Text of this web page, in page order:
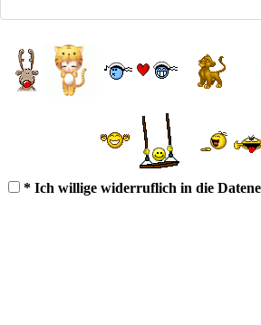
* Ich willige widerruflich in die